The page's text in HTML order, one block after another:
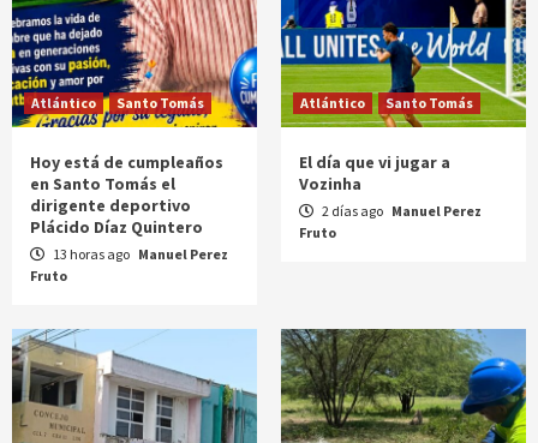
Atlántico Santo Tomás
Hoy está de cumpleaños
en Santo Tomás el
dirigente deportivo
Plácido Díaz Quintero
13 horas ago Manuel Perez
Fruto
Atlántico Santo Tomás
El día que vi jugar a
Vozinha
2 días ago Manuel Perez
Fruto